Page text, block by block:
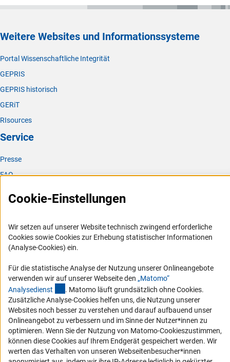
Weitere Websites und Informationssysteme
Portal Wissenschaftliche Integrität
GEPRIS
GEPRIS historisch
GERiT
RIsources
Service
Presse
FAQ
Logo und Corporate Design
Compliance
Vergabeverfahren
Barrierefreiheit
Service und Informationen für Menschen mit Behinderungen
Erklärung zur Barrierefreiheit
Barriere melden
DFG-aktuell
Cookie-Einstellungen
Wir setzen auf unserer Website technisch zwingend erforderliche
Cookies sowie Cookies zur Erhebung statistischer Informationen
(Analyse-Cookies) ein.
Für die statistische Analyse der Nutzung unserer Onlineangebote
verwenden wir auf unserer Webseite den „Matomo“
Analysedienst (externer Link)
. Matomo läuft grundsätzlich ohne Cookies.
Zusätzliche Analyse-Cookies helfen uns, die Nutzung unserer
Websites noch besser zu verstehen und darauf aufbauend unser
Onlineangebot zu verbessern und im Sinne der Nutzer*innen zu
optimieren. Wenn Sie der Nutzung von Matomo-Cookieszustimmen,
können diese Cookies auf Ihrem Endgerät gespeichert werden. Wir
werten das Verhalten von unseren Webseitenbesucher*innen